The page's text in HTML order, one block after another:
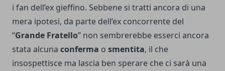
i fan dell’ex gieffino. Sebbene si tratti ancora di una
mera ipotesi, da parte dell’ex concorrente del
“Grande Fratello” non sembrerebbe esserci ancora
stata alcuna conferma o smentita, il che
insospettisce ma lascia ben sperare che ci sarà una